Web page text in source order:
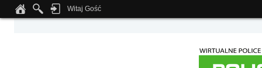
Notice: Undefined index: tapatalk_body_hook in
Witaj Gość